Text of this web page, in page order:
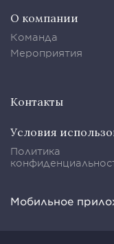
О компании
Команда
Мероприятия
Контакты
Условия
Политика
Мобильное